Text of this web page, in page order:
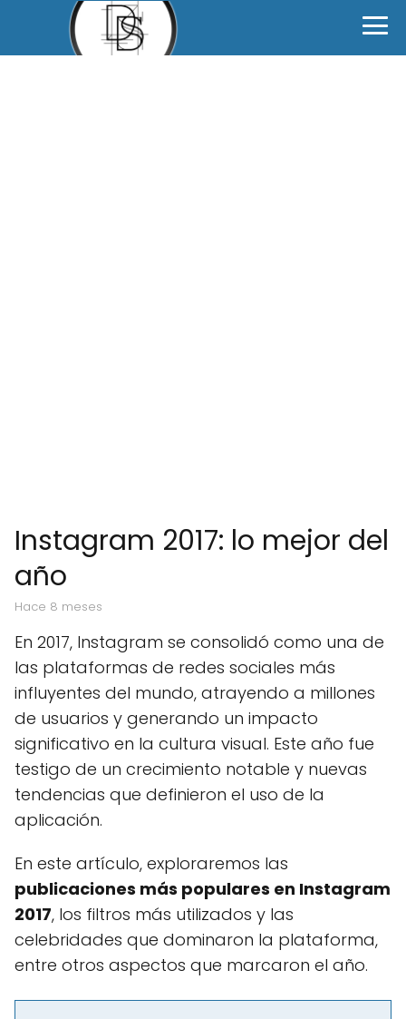
Instagram 2017: lo mejor del
año
hace 8 meses
En 2017, Instagram se consolidó como una de
las plataformas de redes sociales más
influyentes del mundo, atrayendo a millones
de usuarios y generando un impacto
significativo en la cultura visual. Este año fue
testigo de un crecimiento notable y nuevas
tendencias que definieron el uso de la
aplicación.
En este artículo, exploraremos las
publicaciones más populares en Instagram
2017, los filtros más utilizados y las
celebridades que dominaron la plataforma,
entre otros aspectos que marcaron el año.